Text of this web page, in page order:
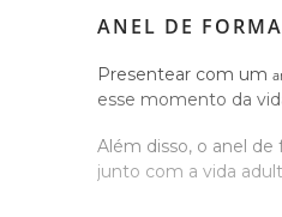
ANEL DE
Presentear com um
esse momento da
Além disso, o anel
junto com a vida